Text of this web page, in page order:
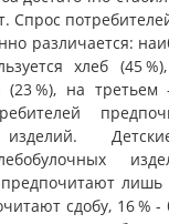
Спрос
различается:
хлеб (45
(23 %), на третьем
изделий.
лишь
сдобу, 16 %